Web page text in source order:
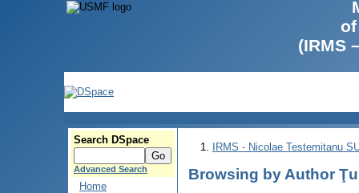
(IRMS
Search DSpace
Advanced Search
Home
IRMS - Nicolae Testemitanu
Browsing by Author